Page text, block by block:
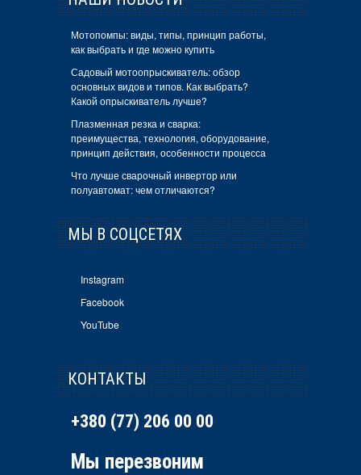
Мотопомпы: виды, типы, принцип работы,
как выбрать и где можно купить
Садовый мотоопрыскиватель: обзор
основных видов и типов. Как выбрать?
Какой опрыскиватель лучше?
Плазменная резка и сварка:
преимущества, технология, оборудование,
принцип действия, особенности процесса
Что лучше сварочный инвертор или
полуавтомат: чем отличаются?
МЫ В СОЦСЕТЯХ
Instagram
Facebook
YouTube
КОНТАКТЫ
+380 (77) 206 00 00
Мы перезвоним